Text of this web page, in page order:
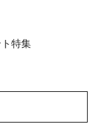
特集